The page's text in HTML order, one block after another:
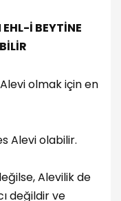
EHL-İ BEYTİNE
olmak için en
Alevi olabilir.
Alevilik de
değildir ve